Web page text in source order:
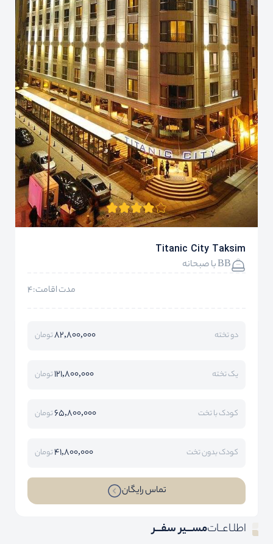
Titanic City Taksim
BB با صبحانه
مدت اقامت:4
دو تخته 82,800,000تومان
یک تخته 121,800,000تومان
کودک با تخت 65,800,000تومان
کودک بدون تخت 41,800,000تومان
تماس رایگان
اطلـاعــاتمســـیر سفـــر